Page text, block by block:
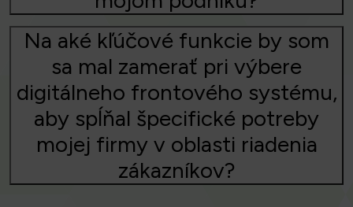
Na aké kľúčové funkcie by som
sa mal zamerať pri výbere
digitálneho frontového systému,
aby spĺňal špecifické potreby
mojej firmy v oblasti riadenia
zákazníkov?